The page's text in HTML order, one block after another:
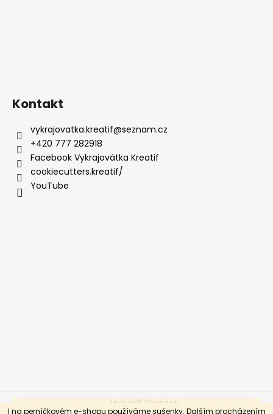
I na perníčkovém e-shopu používáme sušenky. Dalším procházením
Vážení a milí, jedeme soutěžit na Cake International, takže
Kontakt
vykrajovatka.kreatif@seznam.cz
+420 777 282918
Facebook Vykrajovátka Kreatif
cookiecutters.kreatif/
YouTube
Vytvořil Shoptet